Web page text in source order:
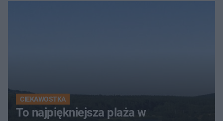
CIEKAWOSTKA
To najpiękniejsza plaża w